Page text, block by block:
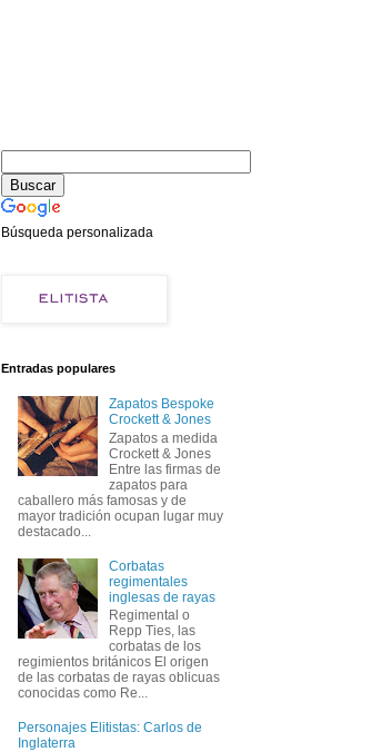
Búsqueda personalizada
Entradas populares
Zapatos Bespoke
Crockett & Jones
Zapatos a medida
Crockett & Jones
Entre las firmas de
zapatos para
caballero más famosas y de
mayor tradición ocupan lugar muy
destacado...
Corbatas
regimentales
inglesas de rayas
Regimental o
Repp Ties, las
corbatas de los
regimientos británicos El origen
de las corbatas de rayas oblicuas
conocidas como Re...
Personajes Elitistas: Carlos de
Inglaterra